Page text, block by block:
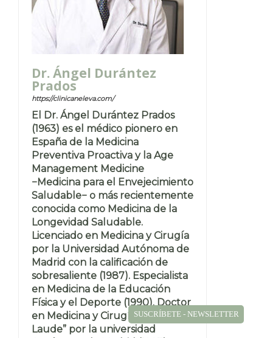
Dr. Ángel Durántez
Prados
https://clinicaneleva.com/
El Dr. Ángel Durántez Prados
(1963) es el médico pionero en
España de la Medicina
Preventiva Proactiva y la Age
Management Medicine
−Medicina para el Envejecimiento
Saludable− o más recientemente
conocida como Medicina de la
Longevidad Saludable.
Licenciado en Medicina y Cirugía
por la Universidad Autónoma de
Madrid con la calificación de
sobresaliente (1987). Especialista
en Medicina de la Educación
Física y el Deporte (1990). Doctor
en Medicina y Cirugía “Cum
Laude” por la universidad
SUSCRÍBETE - NEWSLETTER